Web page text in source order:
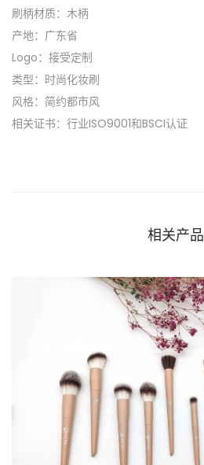
刷柄材质：木柄
产地：广东省
Logo：接受定制
类型：时尚化妆刷
风格：简约都市风
相关证书：行业ISO9001和BSCI认证
相关产品